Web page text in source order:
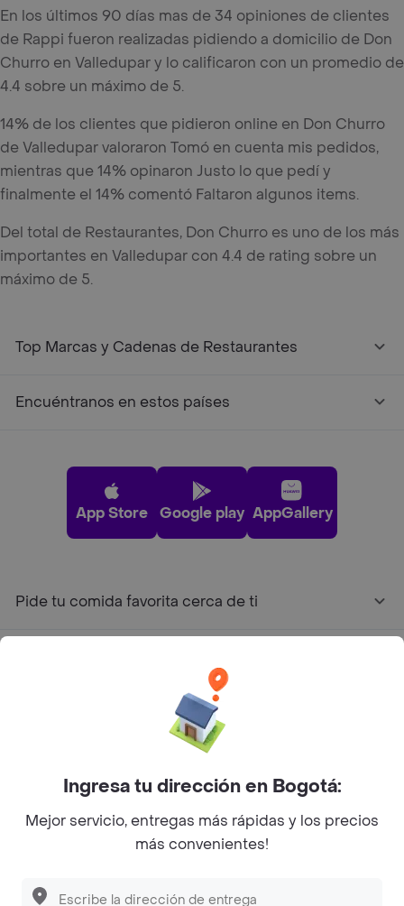
En los últimos 90 días mas de 34 opiniones de clientes
de Rappi fueron realizadas pidiendo a domicilio de Don
Churro en Valledupar y lo calificaron con un promedio de
4.4 sobre un máximo de 5.
14% de los clientes que pidieron online en Don Churro
de Valledupar valoraron Tomó en cuenta mis pedidos,
mientras que 14% opinaron Justo lo que pedí y
finalmente el 14% comentó Faltaron algunos items.
Del total de Restaurantes, Don Churro es uno de los más
importantes en Valledupar con 4.4 de rating sobre un
máximo de 5.
Top Marcas y Cadenas de Restaurantes
Encuéntranos en estos países
App Store Google play AppGallery
Pide tu comida favorita cerca de ti
Facebook
Twitter
Instagram
Ingresa tu dirección en Bogotá:
Mejor servicio, entregas más rápidas y los precios
más convenientes!